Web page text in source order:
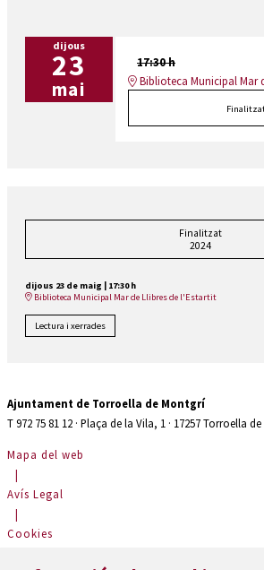
dijous
23
mai
17:30 h
Biblioteca Municipal Mar
Finalitzat
2024
dijous 23 de maig
17:30 h
Biblioteca Municipal Mar de Llibres de l'Estartit
Lectura i xerrades
Ajuntament de Torroella de Montgrí
T 972 75 81 12 · Plaça de la Vila, 1 · 17257 Torroella
Mapa del web
|
Avís Legal
|
Cookies